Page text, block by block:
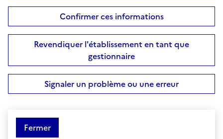
Confirmer ces informations
Revendiquer l'établissement en tant que
gestionnaire
Signaler un problème ou une erreur
Fermer